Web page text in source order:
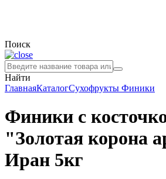
Поиск
Найти
ГлавнаяКаталогСухофрукты Финики
Финики с
"Золотая корона
Иран 5кг